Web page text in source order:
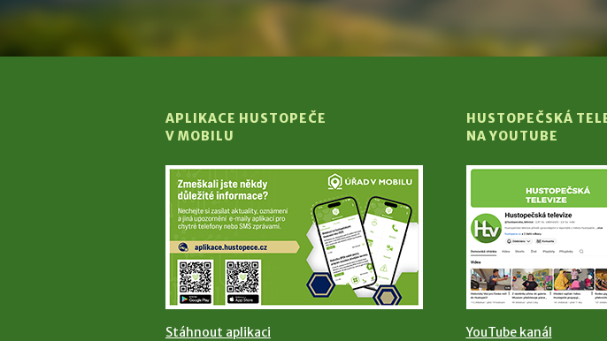
APLIKACE HUSTOPEČE
V MOBILU
Stáhnout aplikaci
HUSTOPEČSKÁ
NA YOUTUBE
YouTube kanál